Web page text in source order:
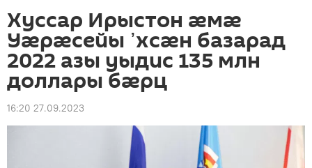
Хуссар Ирыстон æмæ
Уæрæсейы ᾿хсæн базарад
2022 азы уыдис 135 млн
доллары бæрц
16:20 27.09.2023